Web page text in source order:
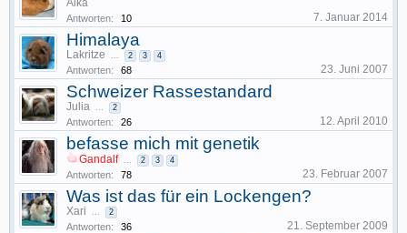
Aika
Antworten: 10 7. Januar 2014
Himalaya
Lakritze ... 2 3 4
Antworten: 68 23. Juni 2007
Schweizer Rassestandard
Julia ... 2
Antworten: 26 12. April 2010
befasse mich mit genetik
Gandalf ... 2 3 4
Antworten: 78 23. Februar 2007
Was ist das für ein Lockengen?
Xari ... 2
Antworten: 36 21. September 2009